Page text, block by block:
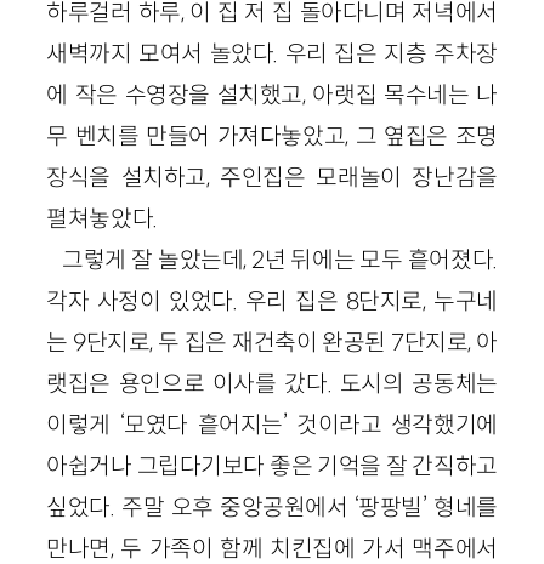
하루걸러 하루, 이 집 저 집 돌아다니며 저녁에서
새벽까지 모여서 놀았다. 우리 집은 지층 주차장
에 작은 수영장을 설치했고, 아랫집 목수네는 나
무 벤치를 만들어 가져다놓았고, 그 옆집은 조명
장식을 설치하고, 주인집은 모래놀이 장난감을
펼쳐놓았다.
그렇게 잘 놀았는데, 2년 뒤에는 모두 흩어졌다.
각자 사정이 있었다. 우리 집은 8단지로, 누구네
는 9단지로, 두 집은 재건축이 완공된 7단지로, 아
랫집은 용인으로 이사를 갔다. 도시의 공동체는
이렇게 ‘모였다 흩어지는’ 것이라고 생각했기에
아쉽거나 그립다기보다 좋은 기억을 잘 간직하고
싶었다. 주말 오후 중앙공원에서 ‘팡팡빌’ 형네를
만나면, 두 가족이 함께 치킨집에 가서 맥주에서